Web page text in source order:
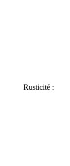
Rusticité :